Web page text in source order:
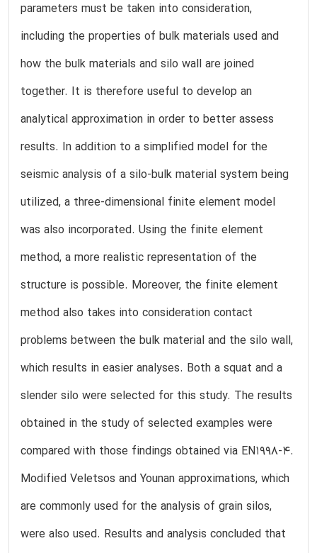
parameters must be taken into consideration,
including the properties of bulk materials used and
how the bulk materials and silo wall are joined
together. It is therefore useful to develop an
analytical approximation in order to better assess
results. In addition to a simplified model for the
seismic analysis of a silo-bulk material system being
utilized, a three-dimensional finite element model
was also incorporated. Using the finite element
method, a more realistic representation of the
structure is possible. Moreover, the finite element
method also takes into consideration contact
problems between the bulk material and the silo wall,
which results in easier analyses. Both a squat and a
slender silo were selected for this study. The results
obtained in the study of selected examples were
compared with those findings obtained via EN1998-4.
Modified Veletsos and Younan approximations, which
are commonly used for the analysis of grain silos,
were also used. Results and analysis concluded that